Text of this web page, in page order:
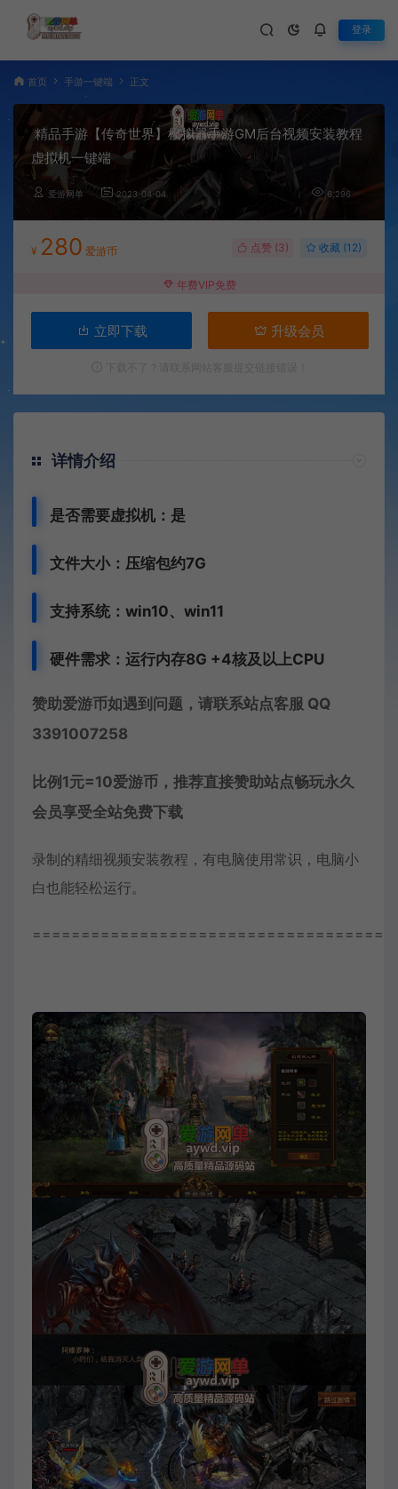
登录
首页 手游一键端 正文
精品手游【传奇世界】模拟器手游GM后台视频安装教程
虚拟机一键端
爱游网单 2023-04-04 6,296
¥ 280 爱游币 点赞 (3) 收藏 (12)
年费VIP免费
立即下载 升级会员
详情介绍
是否需要虚拟机：是
文件大小：压缩包约7G
支持系统：win10、win11
硬件需求：运行内存8G +4核及以上CPU
赞助爱游币如遇到问题，请联系站点客服 QQ
3391007258
比例1元=10爱游币，推荐直接赞助站点畅玩永久
会员享受全站免费下载
录制的精细视频安装教程，有电脑使用常识，电脑小
白也能轻松运行。